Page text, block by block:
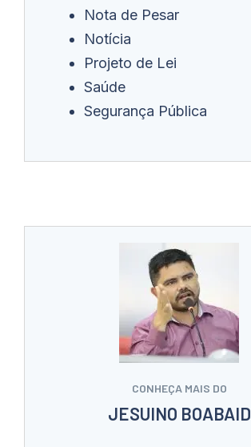
Nota de Pesar
Notícia
Projeto de Lei
Saúde
Segurança Pública
CONHEÇA MAIS DO
JESUINO BOABAID